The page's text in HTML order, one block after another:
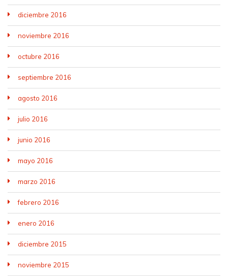
diciembre 2016
noviembre 2016
octubre 2016
septiembre 2016
agosto 2016
julio 2016
junio 2016
mayo 2016
marzo 2016
febrero 2016
enero 2016
diciembre 2015
noviembre 2015